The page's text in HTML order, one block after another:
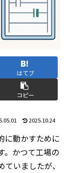
はてブ
コピー
2025.10.24
に動かすために
。かつて工場の
いましたが、